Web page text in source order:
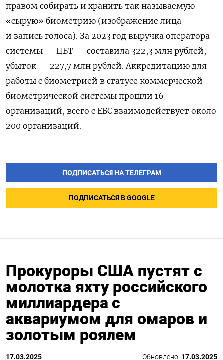
правом собирать и хранить так называемую
«сырую» биометрию (изображение лица
и запись голоса). За 2023 год выручка оператора
системы — ЦБТ — составила 322,3 млн рублей,
убыток — 227,7 млн рублей. Аккредитацию для
работы с биометрией в статусе коммерческой
биометрической системы прошли 16
организаций, всего с ЕБС взаимодействует около
200 организаций.
ПОДПИСАТЬСЯ НА ТЕЛЕГРАМ
ПОДПИСАТЬСЯ В GOOGLE
Прокуроры США пустят с
молотка яхту российского
миллиардера с
аквариумом для омаров и
золотым роялем
17.03.2025 Обновлено: 17.03.2025